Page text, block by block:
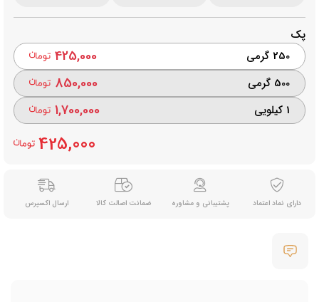
پک
250 گرمی
425,000
500 گرمی 850,000
1 کیلویی 1,700,000
425,000
دارای نماد اعتماد پشتیبانی و مشاوره ضمانت اصالت کالا ارسال اکسپرس